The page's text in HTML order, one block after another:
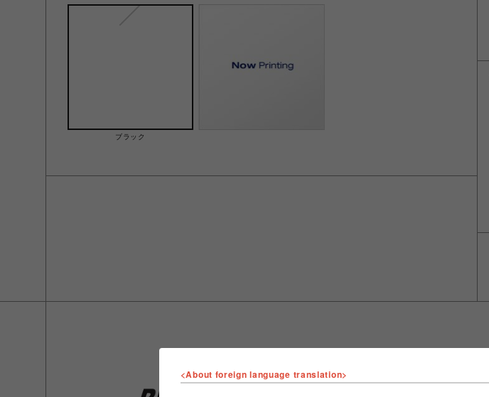
ブラック
店舗名
池袋PARCO
<About foreign language translation>